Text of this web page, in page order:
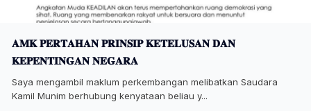
𝐀𝐌𝐊 𝐏𝐄𝐑𝐓𝐀𝐇𝐀𝐍 𝐏𝐑𝐈𝐍𝐒𝐈𝐏 𝐊𝐄𝐓𝐄𝐋𝐔𝐒𝐀𝐍 𝐃𝐀𝐍
𝐊𝐄𝐏𝐄𝐍𝐓𝐈𝐍𝐆𝐀𝐍 𝐍𝐄𝐆𝐀𝐑𝐀
Saya mengambil maklum perkembangan melibatkan Saudara
Kamil Munim berhubung kenyataan beliau y...